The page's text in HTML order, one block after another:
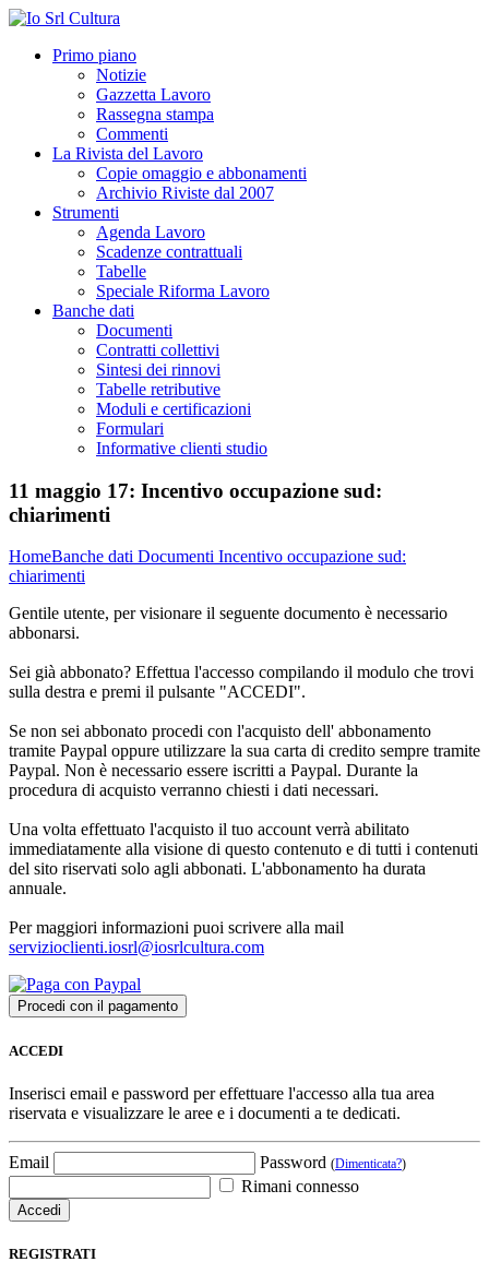
Primo piano
Notizie
Gazzetta Lavoro
Rassegna stampa
Commenti
La Rivista del Lavoro
Copie omaggio e abbonamenti
Archivio Riviste dal 2007
Strumenti
Agenda Lavoro
Scadenze contrattuali
Tabelle
Speciale Riforma Lavoro
Banche dati
Documenti
Contratti collettivi
Sintesi dei rinnovi
Tabelle retributive
Moduli e certificazioni
Formulari
Informative clienti studio
11 maggio 17: Incentivo occupazione sud:
chiarimenti
HomeBanche dati Documenti Incentivo occupazione sud:
chiarimenti
Gentile utente, per visionare il seguente documento è necessario
abbonarsi.
Sei già abbonato? Effettua l'accesso compilando il modulo che trovi
sulla destra e premi il pulsante "ACCEDI".
Se non sei abbonato procedi con l'acquisto dell' abbonamento
tramite Paypal oppure utilizzare la sua carta di credito sempre tramite
Paypal. Non è necessario essere iscritti a Paypal. Durante la
procedura di acquisto verranno chiesti i dati necessari.
Una volta effettuato l'acquisto il tuo account verrà abilitato
immediatamente alla visione di questo contenuto e di tutti i contenuti
del sito riservati solo agli abbonati. L'abbonamento ha durata
annuale.
Per maggiori informazioni puoi scrivere alla mail
servizioclienti.iosrl@iosrlcultura.com
ACCEDI
Inserisci email e password per effettuare l'accesso alla tua area
riservata e visualizzare le aree e i documenti a te dedicati.
Email Password (Dimenticata?)
Rimani connesso
REGISTRATI